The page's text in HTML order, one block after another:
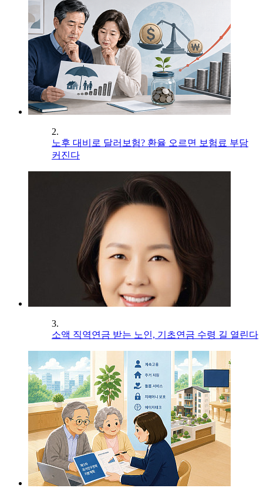
2.
노후 대비로 달러보험? 환율 오르면 보험료 부담
커진다
3.
소액 직역연금 받는 노인, 기초연금 수령 길 열린다